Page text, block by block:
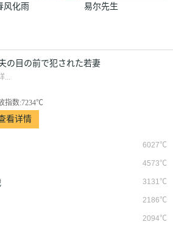
风化雨 易尔先生
の目の前で犯された若妻
...
指数:7234℃
看详情
6027℃
4573℃
3131℃
2186℃
2094℃